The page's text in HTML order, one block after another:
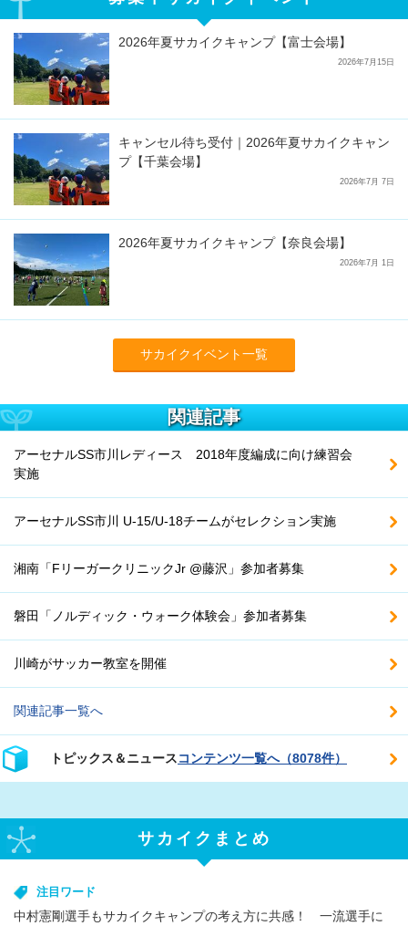
2026年夏サカイクキャンプ【富士会場】
2026年7月15日
キャンセル待ち受付｜2026年夏サカイクキャン
プ【千葉会場】
2026年7月 7日
2026年夏サカイクキャンプ【奈良会場】
2026年7月 1日
サカイクイベント一覧
関連記事
アーセナルSS市川レディース 2018年度編成に向け練習会
実施
アーセナルSS市川 U-15/U-18チームがセレクション実施
湘南「FリーガークリニックJr @藤沢」参加者募集
磐田「ノルディック・ウォーク体験会」参加者募集
川崎がサッカー教室を開催
関連記事一覧へ
トピックス＆ニュースコンテンツ一覧へ（8078件）
サカイクまとめ
注目ワード
中村憲剛選手もサカイクキャンプの考え方に共感！ 一流選手に